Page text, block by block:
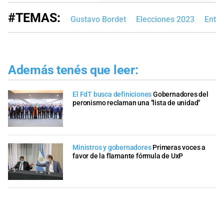
#TEMAS: Gustavo Bordet Elecciones 2023
Además tenés que leer:
El FdT busca definicionesGobernadores del
peronismo reclaman una "lista de unidad"
Ministros y gobernadores Primeras voces a
favor de la flamante fórmula de UxP